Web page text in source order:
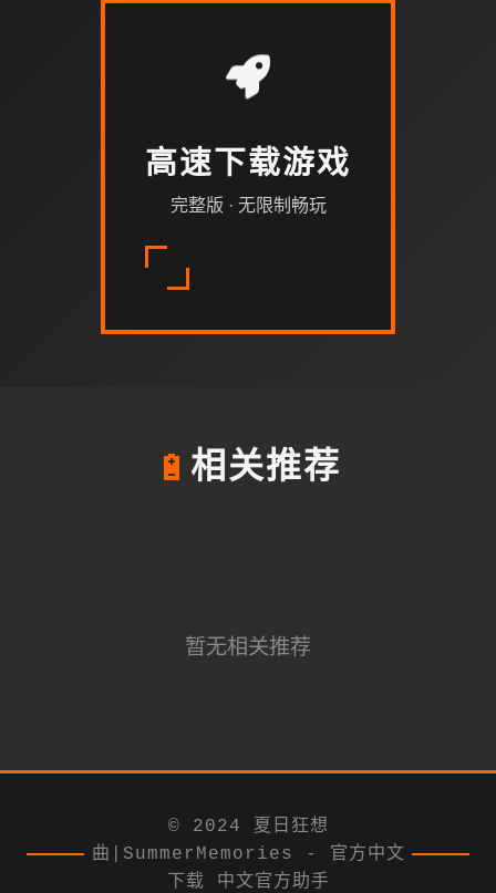
高速下载游戏
完整版 · 无限制畅玩
🔋 相关推荐
暂无相关推荐
© 2024 夏日狂想
曲|SummerMemories - 官方中文
下载 中文官方助手